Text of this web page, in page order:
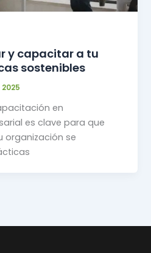
y capacitar a tu
sostenibles
en
es clave para que
organización se